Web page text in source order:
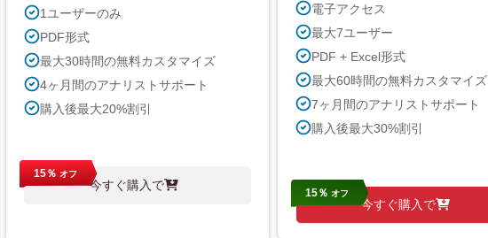
1ユーザーのみ
PDF形式
最大30時間の無料カスタマイズ
4ヶ月間のアナリストサポート
購入後最大20%割引
今すぐ購入で
15％ オフ
電子アクセス
最大7ユーザー
PDF + Excel形式
最大60時間の無料カスタマイズ
7ヶ月間のアナリストサポート
購入後最大30%割引
今すぐ購入で
15％ オフ